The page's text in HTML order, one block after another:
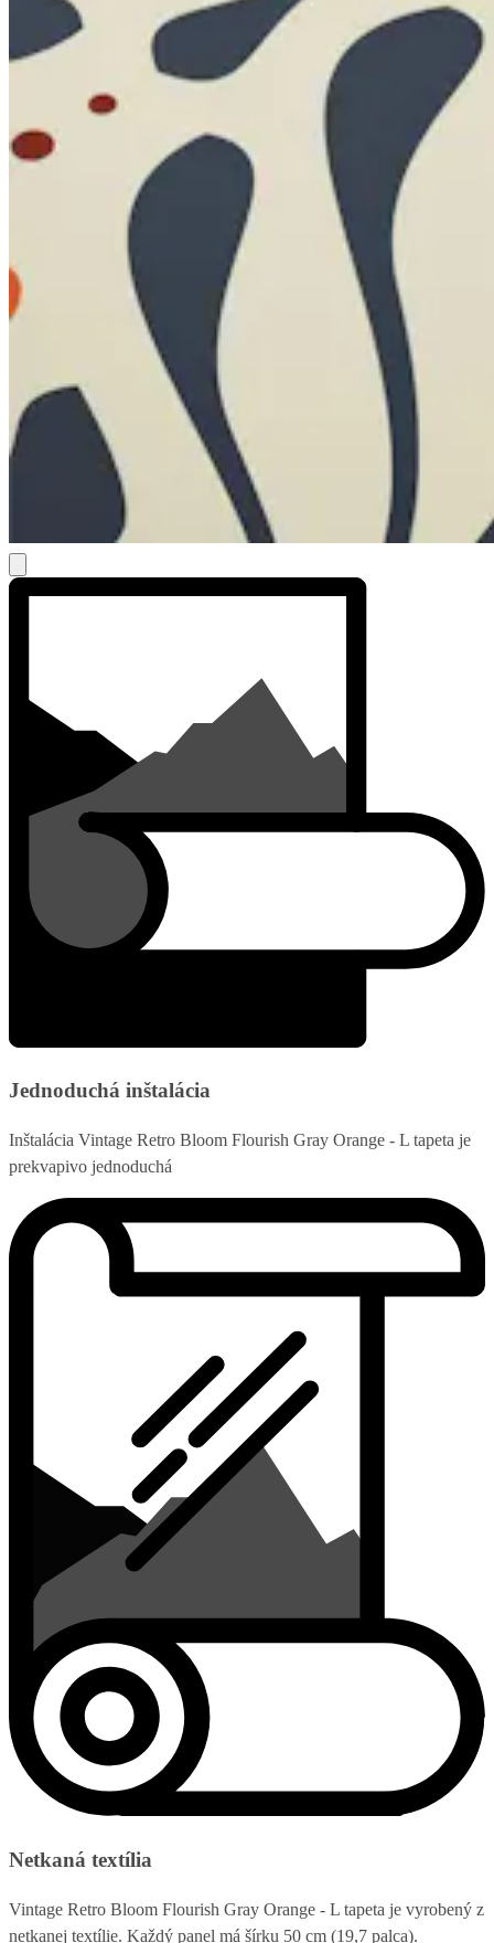
Jednoduchá inštalácia
Inštalácia Vintage Retro Bloom Flourish Gray Orange - L tapeta je
prekvapivo jednoduchá
Netkaná textília
Vintage Retro Bloom Flourish Gray Orange - L tapeta je vyrobený z
netkanej textílie. Každý panel má šírku 50 cm (19,7 palca).